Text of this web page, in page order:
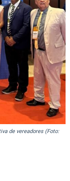
de vereadores (Foto: